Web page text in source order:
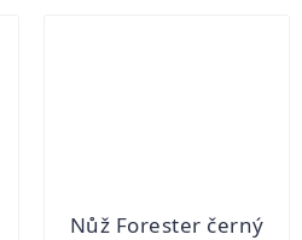
Nůž Forester černý